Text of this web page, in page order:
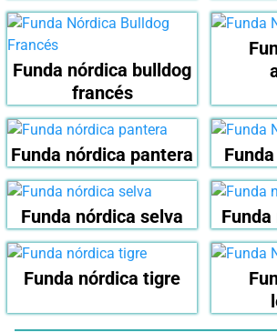
Funda nórdica bulldog
francés
Funda nórdica pantera
Funda nórdica selva
Funda nórdica tigre